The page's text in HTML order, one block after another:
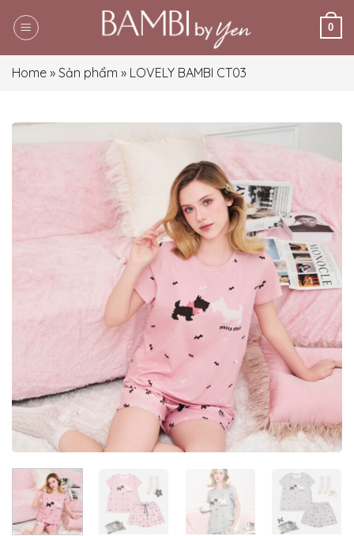
0
Home » Sản phẩm » LOVELY BAMBI CT03